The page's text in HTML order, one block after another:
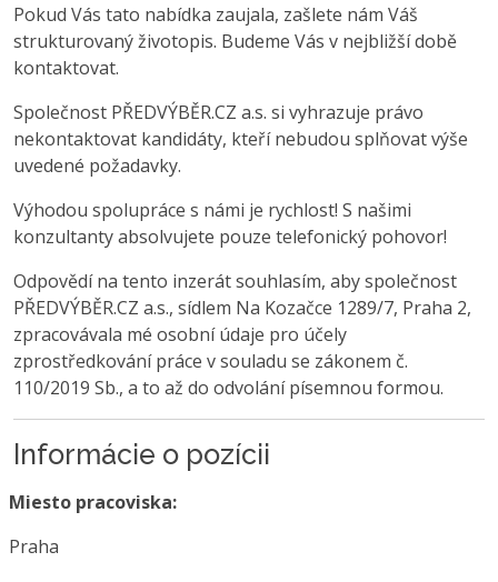
Pokud Vás tato nabídka zaujala, zašlete nám Váš
strukturovaný životopis. Budeme Vás v nejbližší době
kontaktovat.
Společnost PŘEDVÝBĚR.CZ a.s. si vyhrazuje právo
nekontaktovat kandidáty, kteří nebudou splňovat výše
uvedené požadavky.
Výhodou spolupráce s námi je rychlost! S našimi
konzultanty absolvujete pouze telefonický pohovor!
Odpovědí na tento inzerát souhlasím, aby společnost
PŘEDVÝBĚR.CZ a.s., sídlem Na Kozačce 1289/7, Praha 2,
zpracovávala mé osobní údaje pro účely
zprostředkování práce v souladu se zákonem č.
110/2019 Sb., a to až do odvolání písemnou formou.
Informácie o pozícii
Miesto pracoviska:
Praha